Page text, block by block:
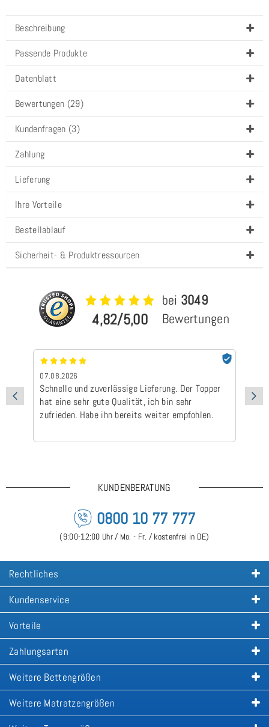
Beschreibung
Passende Produkte
Datenblatt
Bewertungen (29)
Kundenfragen (3)
Zahlung
Lieferung
Ihre Vorteile
Bestellablauf
Sicherheit- & Produktressourcen
4,82/5,00
bei 3049
Bewertungen
07.08.2026
Schnelle und zuverlässige Lieferung. Der Topper
hat eine sehr gute Qualität, ich bin sehr
zufrieden. Habe ihn bereits weiter empfohlen.
KUNDENBERATUNG
0800 10 77 777
(9:00-12:00 Uhr / Mo. - Fr. / kostenfrei in DE)
Rechtliches
Kundenservice
Vorteile
Zahlungsarten
Weitere Bettengrößen
Weitere Matratzengrößen